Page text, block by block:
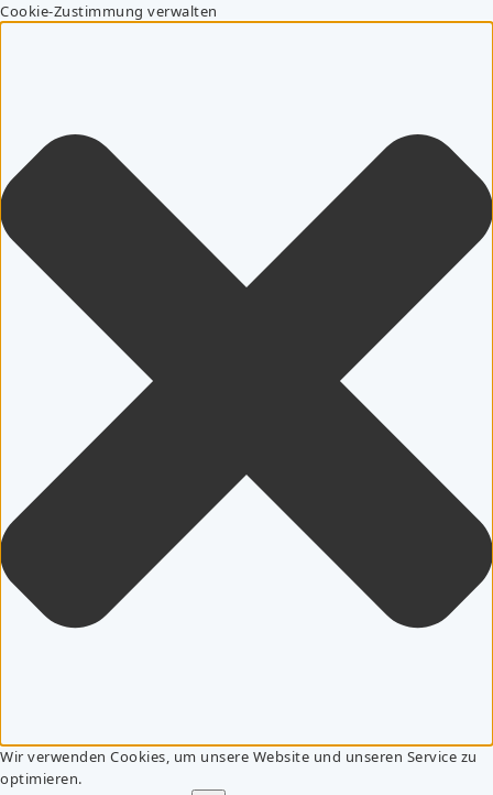
Cookie-Zustimmung verwalten
Wir verwenden Cookies, um unsere Website und unseren Service zu
optimieren.